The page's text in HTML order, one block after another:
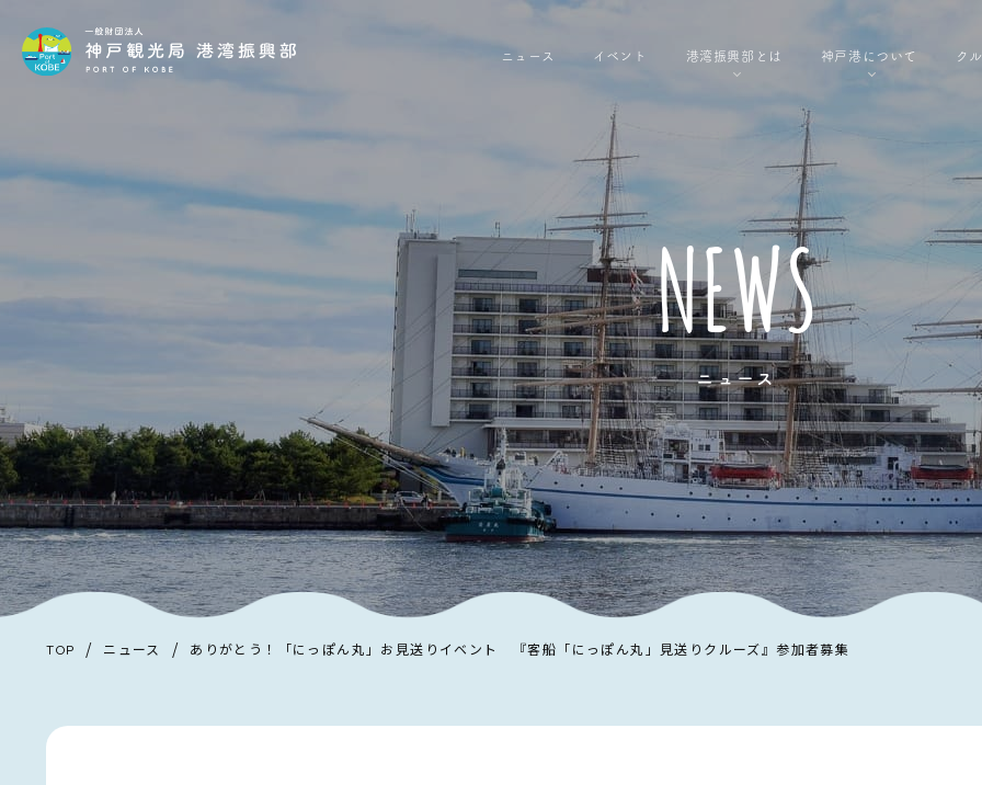
NEWS
ニュース
ニュース イベント 港湾振興部とは 神戸港について ク
TOP / ニュース / ありがとう！「にっぽん丸」お見送りイベント 『客船「にっぽん丸」見送りクルーズ』参加者募集